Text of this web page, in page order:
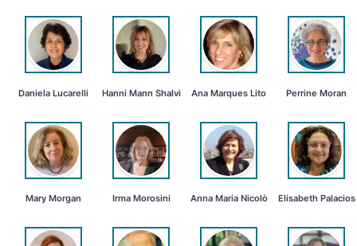
Daniela Lucarelli Hanni Mann Shalvi Ana Marques Lito Perrine Moran
Mary Morgan Irma Morosini Anna Maria Nicolò Elisabeth Palacios